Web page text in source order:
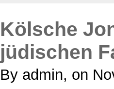
Kölsche
jüdischen
By admin, on